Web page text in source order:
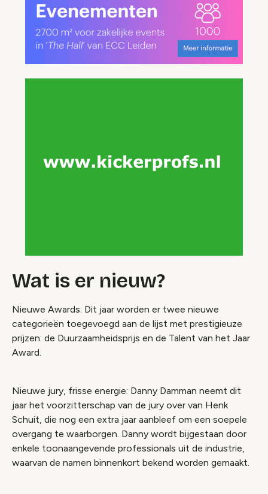
Wat is er nieuw?
Nieuwe Awards: Dit jaar worden er twee nieuwe
categorieën toegevoegd aan de lijst met prestigieuze
prijzen: de Duurzaamheidsprijs en de Talent van het Jaar
Award.
Nieuwe jury, frisse energie: Danny Damman neemt dit
jaar het voorzitterschap van de jury over van Henk
Schuit, die nog een extra jaar aanbleef om een soepele
overgang te waarborgen. Danny wordt bijgestaan door
enkele toonaangevende professionals uit de industrie,
waarvan de namen binnenkort bekend worden gemaakt.